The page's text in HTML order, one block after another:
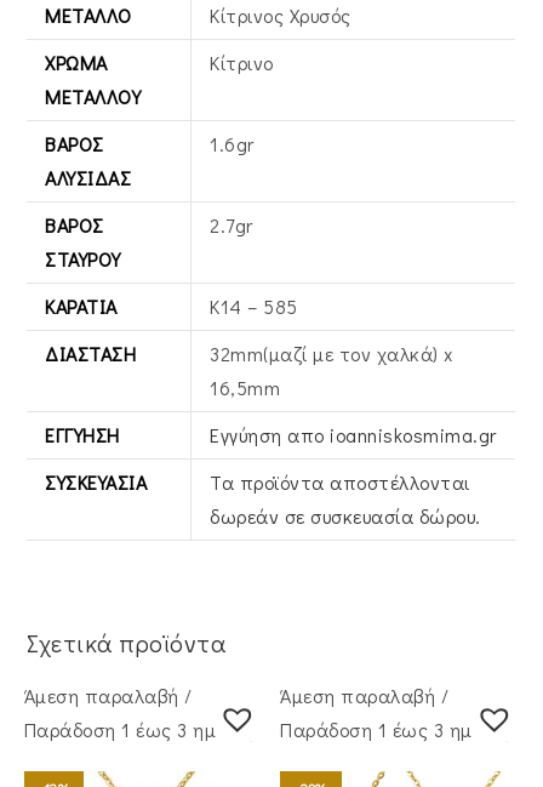
ΜΈΤΑΛΛΟ
Κίτρινος Xρυσός
ΧΡΏΜΑ
ΜΕΤΆΛΛΟΥ
Κίτρινο
ΒΆΡΟΣ
ΑΛΥΣΊΔΑΣ
1.6gr
ΒΆΡΟΣ
ΣΤΑΥΡΟΎ
2.7gr
ΚΑΡΆΤΙΑ
Κ14 – 585
ΔΙΆΣΤΑΣΗ
32mm(μαζί με τον χαλκά) x
16,5mm
ΕΓΓΎΗΣΗ
Εγγύηση απο ioanniskosmima.gr
ΣΥΣΚΕΥΑΣΊΑ
Τα προϊόντα αποστέλλονται
δωρεάν σε συσκευασία δώρου.
Σχετικά προϊόντα
Άμεση παραλαβή /
Παράδoση 1 έως 3 ημέρες
Άμεση παραλαβή /
Παράδoση 1 έως 3 ημέρες